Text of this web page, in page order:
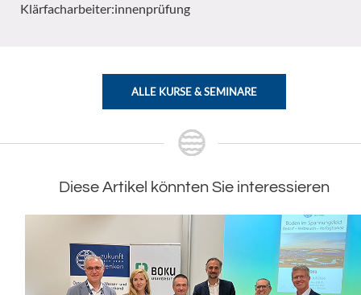
Klärfacharbeiter:innenprüfung
ALLE KURSE & SEMINARE
Diese Artikel könnten Sie interessieren